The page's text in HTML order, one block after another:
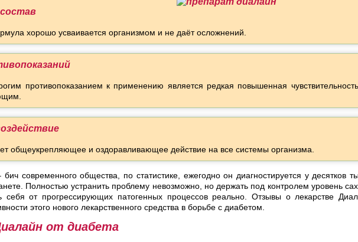
хорошо усваивается организмом и не даёт осложнений.
противопоказанием к применению является редкая повышенная
общеукрепляющее и оздоравливающее действие на все системы организма.
современного общества, по статистике, ежегодно он диагностируется у десятков
Полностью устранить проблему невозможно, но держать под контролем уровень
себя от прогрессирующих патогенных процессов реально. Отзывы о лекарстве
этого нового лекарственного средства в борьбе с диабетом.
от диабета